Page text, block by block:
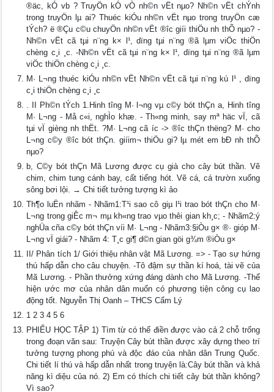
®äc, kÓ vb ? TruyÖn kÓ vÒ nh©n vËt nµo? Nh©n vËt chÝnh
trong truyÖn lµ ai? Thuéc kiÓu nh©n vËt nµo trong truyÖn cæ
tÝch? ë ®Çu c©u chuyÖn nh©n vËt ®îc giíi thiÖu nh thÕ nµo? -
Nh©n vËt cã tµi n¨ng k× l¹, dïng tµi n¨ng ®ã lµm viÖc thiÖn
chèng c¸i ¸c. -Nh©n vËt cã tµi n¨ng k× l¹, dïng tµi n¨ng ®ã lµm
viÖc thiÖn chèng c¸i ¸c.
M· L¬ng thuéc kiÓu nh©n vËt Nh©n vËt cã tµi n¨ng kú l¹ , dïng
c¸i thiÖn chèng c¸i ¸c
. II Ph©n tÝch 1.Hinh tîng M· l¬ng vµ c©y bót thÇn a, Hinh tîng
M· L¬ng - Må c«i, nghÌo khæ. - Th«ng minh, say mª häc vÏ, cã
tµi vÏ gièng nh thËt. ?M· L¬ng cã íc -> ®îc thÇn thëng? M· cho
L¬ng c©y ®îc bót thÇn. giíim¬ thiÖu gi? lµ mét em bÐ nh thÕ
nµo?
b, C©y bót thÇn Mã Lương được cụ già cho cây bút thần. Vẽ
chim, chim tung cánh bay, cất tiếng hót. Vẽ cá, cá trườn xuống
sông bơi lội. → Chi tiết tưởng tượng kì ảo
Th¶o luËn nhãm - Nhãm1:T¹i sao cô giµ l¹i trao bót thÇn cho M·
L¬ng trong giÊc m¬ mµ kh«ng trao vµo thêi gian kh¸c; - Nhãm2:ý
nghÜa cña c©y bót thÇn víi M· L¬ng - Nhãm3:§iÒu g× ®· gióp M·
L¬ng vÏ giái? - Nhãm 4: T¸c gi¶ d©n gian göi g¾m ®iÒu g×
II/ Phân tích 1/ Giới thiệu nhân vật Mã Lương. => - Tạo sự hứng
thú hấp dẫn cho câu chuyện. -Tô đậm sự thần kí hoá, tài vẽ của
Mã Lương. - Phần thưởng xứng đáng dành cho Mã Lương. -Thể
hiện ước mơ của nhân dân muốn có phương tiện công cụ lao
động tốt. Nguyễn Thị Oanh – THCS Cẩm Lý
1 2 3 4 5 6
PHIẾU HỌC TẬP 1) Tìm từ có thể điền được vào cả 2 chỗ trống
trong đoạn văn sau: Truyện Cây bút thần được xây dựng theo trí
tưởng tượng phong phú và độc đáo của nhân dân Trung Quốc.
Chi tiết lí thú và hấp dẫn nhất trong truyện là:Cây bút thần và khả
năng kì diệu của nó. 2) Em có thích chi tiết cây bút thần không?
Vì sao?